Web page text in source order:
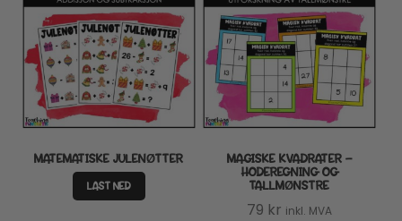
MATEMATISKE JULENØTTER
LAST NED
MAGISKE KVADRATER –
HODEREGNING OG
TALLMØNSTRE
79 kr inkl. MVA